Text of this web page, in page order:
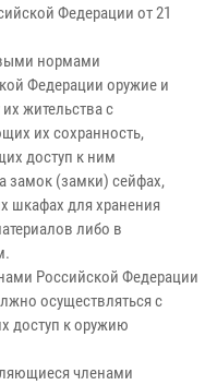
Федерации от 21
нормами
Федерации оружие и
жительства с
их сохранность,
доступ к ним
замок (замки) сейфах,
шкафах для хранения
либо в
Российской Федерации
осуществляться с
доступ к оружию
членами